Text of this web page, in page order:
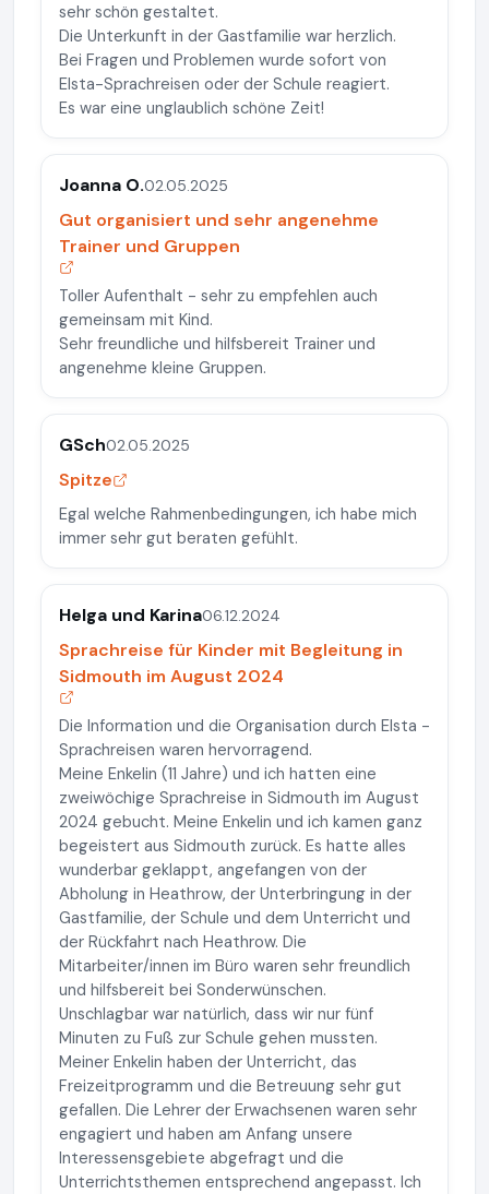
sehr schön gestaltet.
Die Unterkunft in der Gastfamilie war herzlich.
Bei Fragen und Problemen wurde sofort von
Elsta-Sprachreisen oder der Schule reagiert.
Es war eine unglaublich schöne Zeit!
Joanna O.02.05.2025
Gut organisiert und sehr angenehme
Trainer und Gruppen
Toller Aufenthalt - sehr zu empfehlen auch
gemeinsam mit Kind.
Sehr freundliche und hilfsbereit Trainer und
angenehme kleine Gruppen.
GSch02.05.2025
Spitze
Egal welche Rahmenbedingungen, ich habe mich
immer sehr gut beraten gefühlt.
Helga und Karina06.12.2024
Sprachreise für Kinder mit Begleitung in
Sidmouth im August 2024
Die Information und die Organisation durch Elsta -
Sprachreisen waren hervorragend.
Meine Enkelin (11 Jahre) und ich hatten eine
zweiwöchige Sprachreise in Sidmouth im August
2024 gebucht. Meine Enkelin und ich kamen ganz
begeistert aus Sidmouth zurück. Es hatte alles
wunderbar geklappt, angefangen von der
Abholung in Heathrow, der Unterbringung in der
Gastfamilie, der Schule und dem Unterricht und
der Rückfahrt nach Heathrow. Die
Mitarbeiter/innen im Büro waren sehr freundlich
und hilfsbereit bei Sonderwünschen.
Unschlagbar war natürlich, dass wir nur fünf
Minuten zu Fuß zur Schule gehen mussten.
Meiner Enkelin haben der Unterricht, das
Freizeitprogramm und die Betreuung sehr gut
gefallen. Die Lehrer der Erwachsenen waren sehr
engagiert und haben am Anfang unsere
Interessensgebiete abgefragt und die
Unterrichtsthemen entsprechend angepasst. Ich